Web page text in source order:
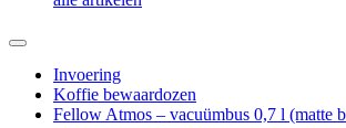
Invoering
Koffie bewaardozen
Fellow Atmos – vacuümbus 0,7 l (matte